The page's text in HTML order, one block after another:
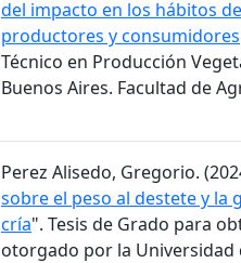
del impacto en los hábitos
productores y consumidores
Técnico en Producción
Buenos Aires. Facultad de
Perez Alisedo, Gregorio.
sobre el peso al destete y la
cría". Tesis de Grado para
otorgado por la Universidad